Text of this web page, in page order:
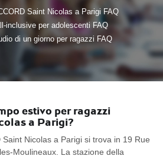
Saint Nicolas a Parigi FAQ
inclusive per adolescenti FAQ
di un giorno per ragazzi FAQ
estivo per ragazzi
a Parigi?
Saint Nicolas a Parigi si trova in 19 Rue
Moulineaux. La stazione della